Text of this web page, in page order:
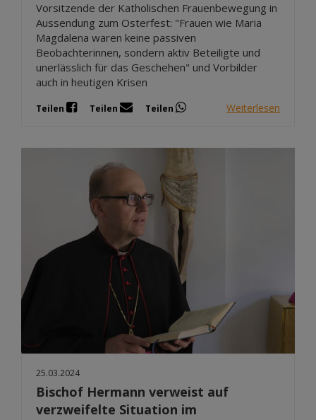
Vorsitzende der Katholischen Frauenbewegung in
Aussendung zum Osterfest: "Frauen wie Maria
Magdalena waren keine passiven
Beobachterinnen, sondern aktiv Beteiligte und
unerlässlich für das Geschehen" und Vorbilder
auch in heutigen Krisen
Teilen Teilen Teilen Weiterlesen
25.03.2024
Bischof Hermann verweist auf
verzweifelte Situation im